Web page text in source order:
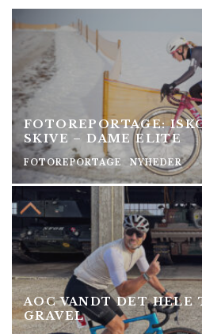
FOTOREPORTAGE:
SKIVE – DAME ELITE
FOTOREPORTAGE NYHEDER
AOC VANDT DET HELE
GRAVEL